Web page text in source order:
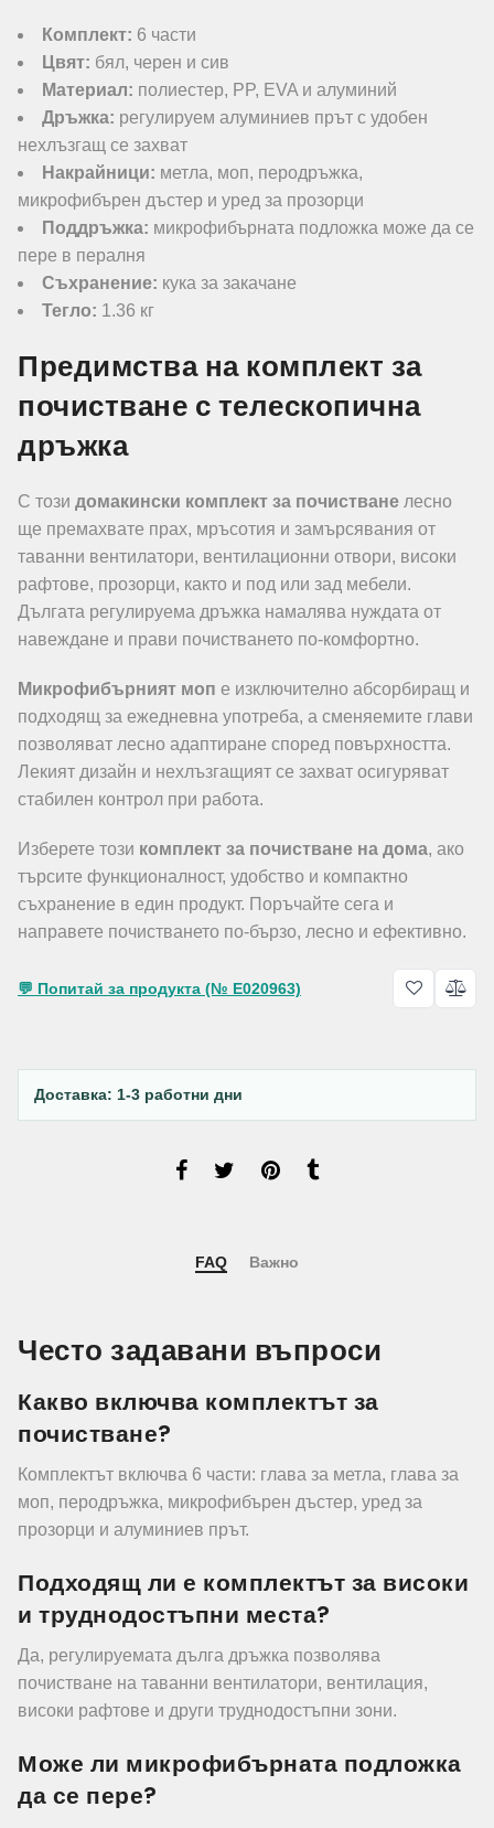
Комплект: 6 части
Цвят: бял, черен и сив
Материал: полиестер, PP, EVA и алуминий
Дръжка: регулируем алуминиев прът с удобен
нехлъзгащ се захват
Накрайници: метла, моп, перодръжка,
микрофибърен дъстер и уред за прозорци
Поддръжка: микрофибърната подложка може да се
пере в пералня
Съхранение: кука за закачане
Тегло: 1.36 кг
Предимства на комплект за
почистване с телескопична
дръжка
С този домакински комплект за почистване лесно
ще премахвате прах, мръсотия и замърсявания от
таванни вентилатори, вентилационни отвори, високи
рафтове, прозорци, както и под или зад мебели.
Дългата регулируема дръжка намалява нуждата от
навеждане и прави почистването по-комфортно.
Микрофибърният моп е изключително абсорбиращ и
подходящ за ежедневна употреба, а сменяемите глави
позволяват лесно адаптиране според повърхността.
Лекият дизайн и нехлъзгащият се захват осигуряват
стабилен контрол при работа.
Изберете този комплект за почистване на дома, ако
търсите функционалност, удобство и компактно
съхранение в един продукт. Поръчайте сега и
направете почистването по-бързо, лесно и ефективно.
💬 Попитай за продукта (№ E020963)
Доставка: 1-3 работни дни
FAQ Важно
Често задавани въпроси
Какво включва комплектът за
почистване?
Комплектът включва 6 части: глава за метла, глава за
моп, перодръжка, микрофибърен дъстер, уред за
прозорци и алуминиев прът.
Подходящ ли е комплектът за високи
и труднодостъпни места?
Да, регулируемата дълга дръжка позволява
почистване на таванни вентилатори, вентилация,
високи рафтове и други труднодостъпни зони.
Може ли микрофибърната подложка
да се пере?